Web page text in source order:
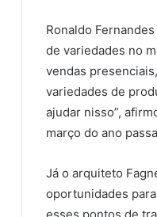
Ronaldo
de variedades no
vendas
variedades de
ajudar nisso”,
março do ano
Já o arquiteto
oportunidades
esses pontos de